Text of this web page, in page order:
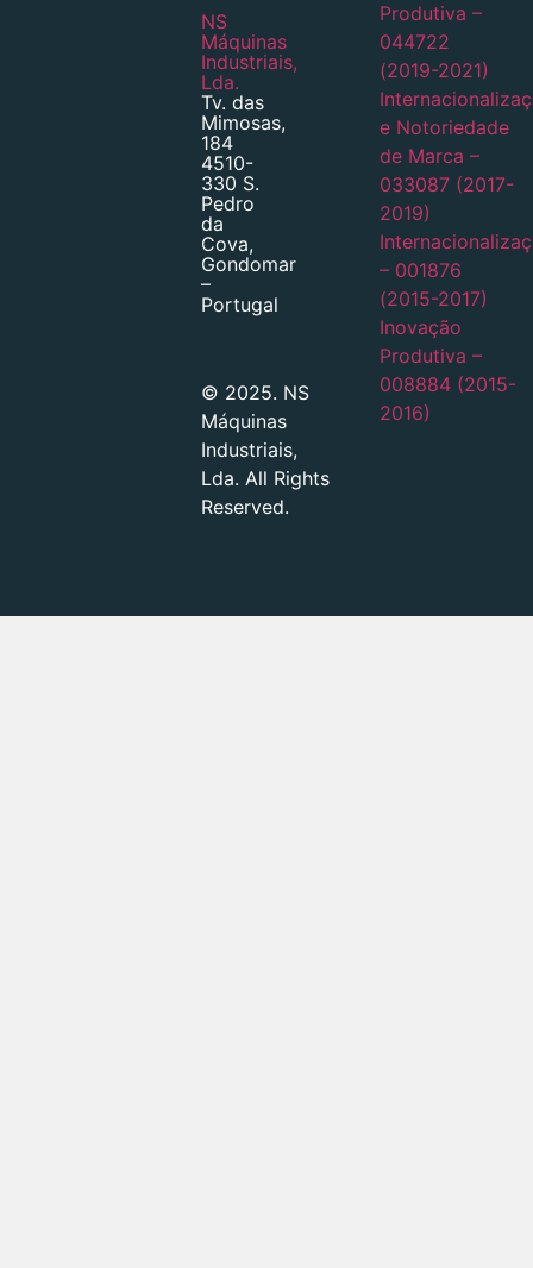
NS
Máquinas
Industriais,
Lda.
Tv. das
Mimosas,
184
4510-
330 S.
Pedro
da
Cova,
Gondomar
–
Portugal
© 2025. NS
Máquinas
Industriais,
Lda. All Rights
Reserved.
Produtiva –
044722
(2019-2021)
e Notoriedade
de Marca –
033087 (2017-
2019)
– 001876
(2015-2017)
Inovação
Produtiva –
008884 (2015-
2016)